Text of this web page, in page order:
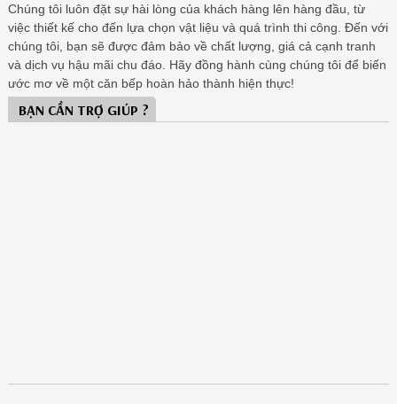
Chúng tôi luôn đặt sự hài lòng của khách hàng lên hàng đầu, từ
việc thiết kế cho đến lựa chọn vật liệu và quá trình thi công. Đến với
chúng tôi, bạn sẽ được đảm bảo về chất lượng, giá cả cạnh tranh
và dịch vụ hậu mãi chu đáo. Hãy đồng hành cùng chúng tôi để biến
ước mơ về một căn bếp hoàn hảo thành hiện thực!
BẠN CẦN TRỢ GIÚP ?